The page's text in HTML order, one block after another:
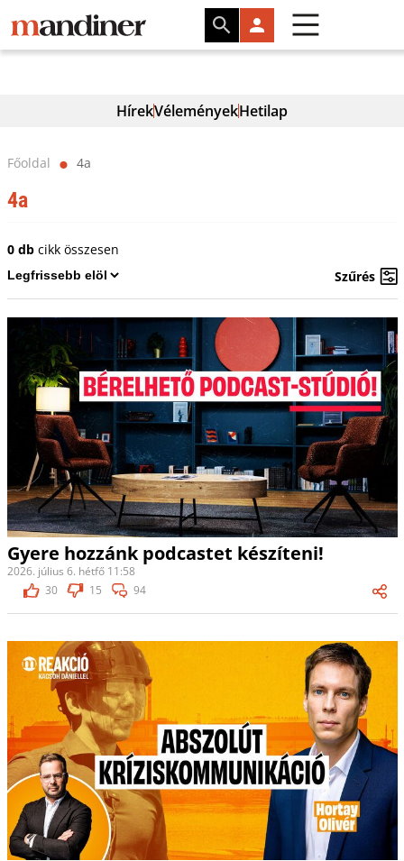
HírekVéleményekHetilap
Főoldal ⬤ 4a
4a
0 dbcikk összesen
Szűrés
Gyere hozzánk podcastet készíteni!
2026. július 6. hétfő 11:58
30
15 94